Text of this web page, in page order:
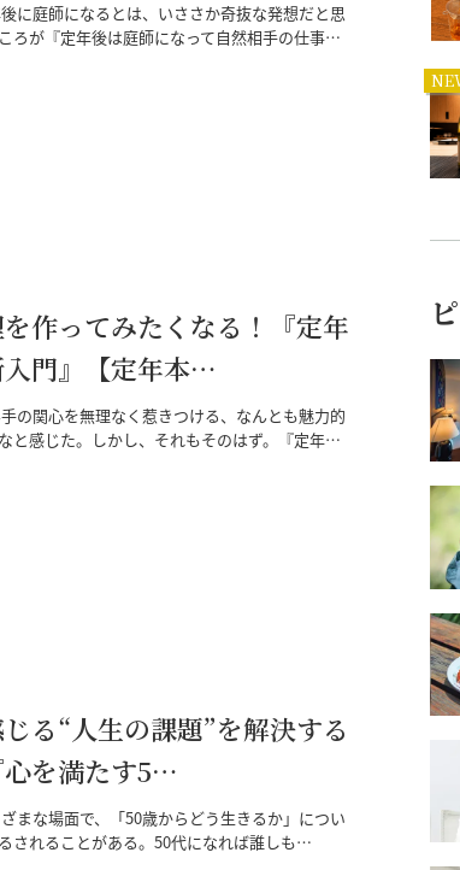
に庭師になるとは、いささか奇抜な発想だと思
ろが『定年後は庭師になって自然相手の仕事…
作ってみたくなる！『定年
門』【定年本…
の関心を無理なく惹きつける、なんとも魅力的
と感じた。しかし、それもそのはず。『定年…
る“人生の課題”を解決する
心を満たす5…
まな場面で、「50歳からどう生きるか」につい
されることがある。50代になれば誰しも…